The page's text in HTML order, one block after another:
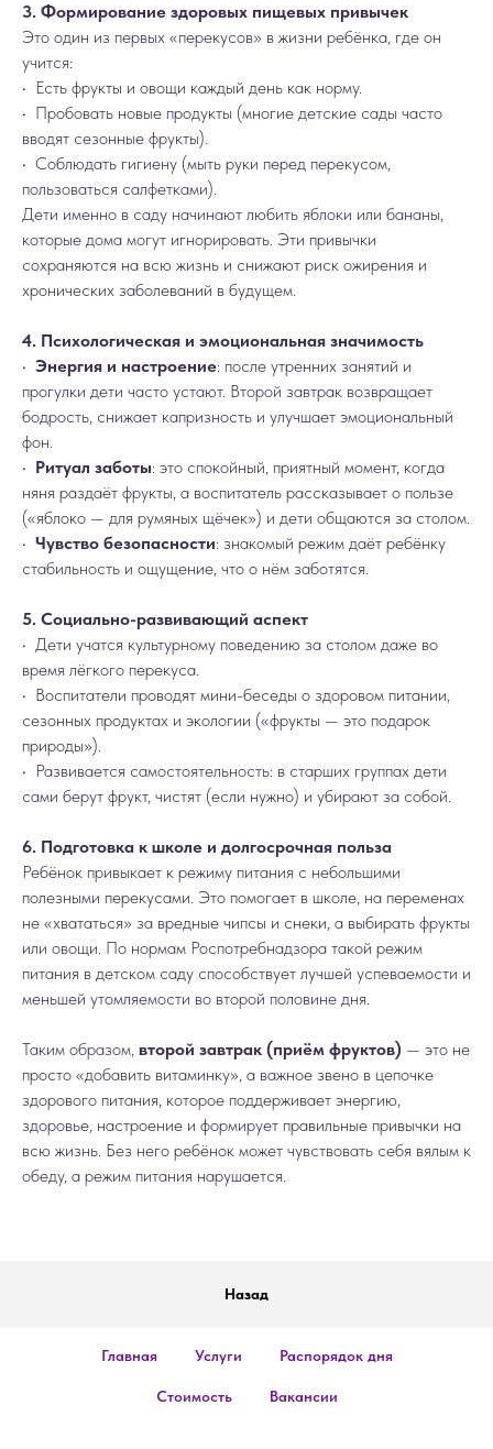
3. Формирование здоровых пищевых привычек
Это один из первых «перекусов» в жизни ребёнка, где он
учится:
• Есть фрукты и овощи каждый день как норму.
• Пробовать новые продукты (многие детские сады часто
вводят сезонные фрукты).
• Соблюдать гигиену (мыть руки перед перекусом,
пользоваться салфетками).
Дети именно в саду начинают любить яблоки или бананы,
которые дома могут игнорировать. Эти привычки
сохраняются на всю жизнь и снижают риск ожирения и
хронических заболеваний в будущем.
4. Психологическая и эмоциональная значимость
• Энергия и настроение: после утренних занятий и
прогулки дети часто устают. Второй завтрак возвращает
бодрость, снижает капризность и улучшает эмоциональный
фон.
• Ритуал заботы: это спокойный, приятный момент, когда
няня раздаёт фрукты, а воспитатель рассказывает о пользе
(«яблоко — для румяных щёчек») и дети общаются за столом.
• Чувство безопасности: знакомый режим даёт ребёнку
стабильность и ощущение, что о нём заботятся.
5. Социально-развивающий аспект
• Дети учатся культурному поведению за столом даже во
время лёгкого перекуса.
• Воспитатели проводят мини-беседы о здоровом питании,
сезонных продуктах и экологии («фрукты — это подарок
природы»).
• Развивается самостоятельность: в старших группах дети
сами берут фрукт, чистят (если нужно) и убирают за собой.
6. Подготовка к школе и долгосрочная польза
Ребёнок привыкает к режиму питания с небольшими
полезными перекусами. Это помогает в школе, на переменах
не «хвататься» за вредные чипсы и снеки, а выбирать фрукты
или овощи. По нормам Роспотребнадзора такой режим
питания в детском саду способствует лучшей успеваемости и
меньшей утомляемости во второй половине дня.
Таким образом, второй завтрак (приём фруктов) — это не
просто «добавить витаминку», а важное звено в цепочке
здорового питания, которое поддерживает энергию,
здоровье, настроение и формирует правильные привычки на
всю жизнь. Без него ребёнок может чувствовать себя вялым к
обеду, а режим питания нарушается.
Назад
Главная Услуги Распорядок дня
Стоимость Вакансии